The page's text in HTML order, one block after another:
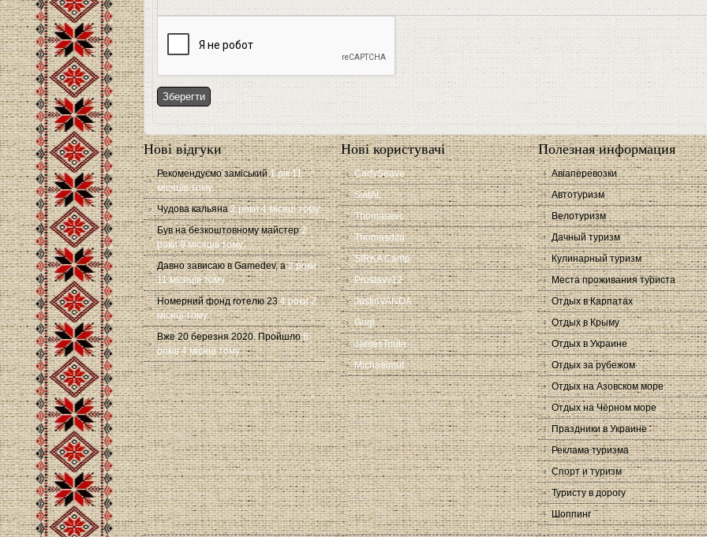
Нові відгуки
Рекомендуємо заміський 1 рік 11
місяців тому
Чудова кальяна 2 роки 4 місяці тому
Був на безкоштовному майстер 2
роки 9 місяців тому
Давно зависаю в Gamedev, а 2 роки
11 місяців тому
Номерний фонд готелю 23 4 роки 2
місяці тому
Вже 20 березня 2020. Пройшло 6
років 4 місяці тому
Нові користувачі
CadySeave
SvitAL
Thomasevc
Thomasdzq
SIRKA Camp
Proslavv12
JustinVANDA
Gogi
JamesToula
Michaelmut
Полезная информация
Авіаперевозки
Автотуризм
Велотуризм
Дачный туризм
Кулинарный туризм
Места проживания туриста
Отдых в Карпатах
Отдых в Крыму
Отдых в Украине
Отдых за рубежом
Отдых на Азовском море
Отдых на Чёрном море
Праздники в Украине
Реклама туризма
Спорт и туризм
Туристу в дорогу
Шоппинг